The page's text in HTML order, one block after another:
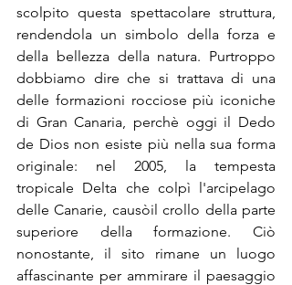
scolpito questa spettacolare struttura,
rendendola un simbolo della forza e
della bellezza della natura. Purtroppo
dobbiamo dire che si trattava di una
delle formazioni rocciose più iconiche
di Gran Canaria, perchè oggi il Dedo
de Dios non esiste più nella sua forma
originale: nel 2005, la tempesta
tropicale Delta che colpì l'arcipelago
delle Canarie, causòil crollo della parte
superiore della formazione. Ciò
nonostante, il sito rimane un luogo
affascinante per ammirare il paesaggio